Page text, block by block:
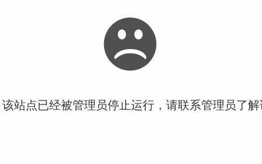
站点已经被管理员停止运行，请联系管理员了